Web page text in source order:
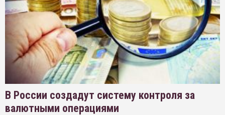
В России создадут систему контроля за
валютными операциями